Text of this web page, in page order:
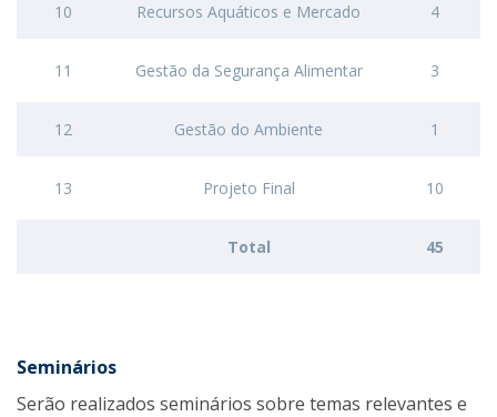
10 Recursos Aquáticos e Mercado 4
11 Gestão da Segurança Alimentar 3
12 Gestão do Ambiente 1
13 Projeto Final 10
Total 45
Seminários
Serão realizados seminários sobre temas relevantes e